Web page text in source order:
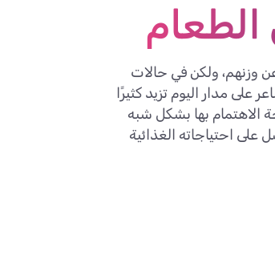
الطعام
وزنهم، ولكن في حالات
مدار اليوم تزيد كثيرًا
الاهتمام بها بشكل شبه
احتياجاته الغذائية